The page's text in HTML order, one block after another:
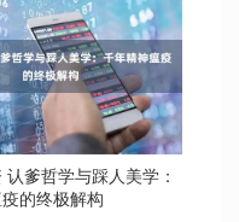
爹哲学与踩人美学：
的终极解构